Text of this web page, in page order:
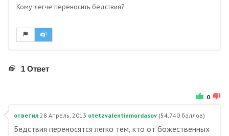
Кому легче переносить бедствия?
1 Ответ
0
ответил 28 Апрель, 2013 otetzvalentinmordasov (54,740 баллов)
Бедствия переносятся легко тем, кто от божественных